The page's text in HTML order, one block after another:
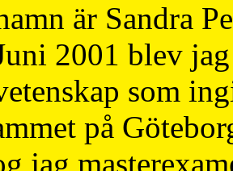
är Sandra
2001 blev
som
på
jag